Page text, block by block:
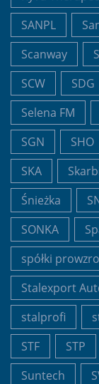
SANPL
Scanway
SCW
SDG
Selena FM
SGN
SHO
SKA
Śnieżka
SONKA
spółki
Stalexport
stalprofi
STF
STP
Suntech